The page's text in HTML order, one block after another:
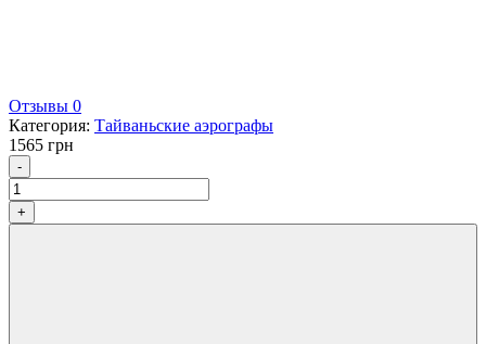
Отзывы 0
Категория: Тайваньские аэрографы
1565 грн
- Количество
+